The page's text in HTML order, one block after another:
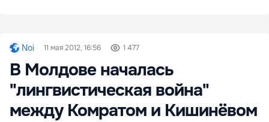
Noi 11 мая 2012, 16:56 1 477
В Молдове началась
"лингвистическая война"
между Комратом и Кишинёвом